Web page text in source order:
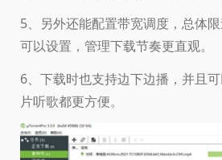
5、另外还能配置带宽调度，总体
可以设置，管理下载节奏更直观。
6、下载时也支持边下边播，并且
片听歌都更方便。